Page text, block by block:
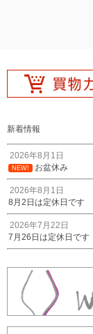
新着情報
2026年8月1日
NEW! お盆休み
2026年8月1日
8月2日は定休日です
2026年7月22日
7月26日は定休日です